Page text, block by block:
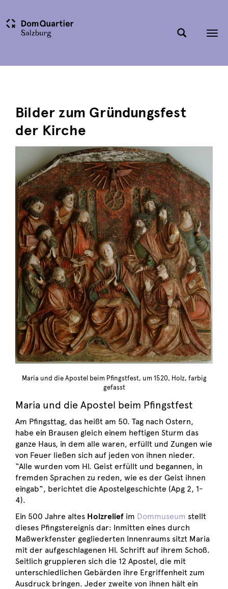
Bilder zum Gründungsfest
der Kirche
Maria und die Apostel beim Pfingstfest, um 1520, Holz, farbig
gefasst
Maria und die Apostel beim Pfingstfest
Am Pfingsttag, das heißt am 50. Tag nach Ostern,
habe ein Brausen gleich einem heftigen Sturm das
ganze Haus, in dem alle waren, erfüllt und Zungen wie
von Feuer ließen sich auf jeden von ihnen nieder.
“Alle wurden vom Hl. Geist erfüllt und begannen, in
fremden Sprachen zu reden, wie es der Geist ihnen
eingab“, berichtet die Apostelgeschichte (Apg 2, 1-
4).
Ein 500 Jahre altes Holzrelief im Dommuseum stellt
dieses Pfingstereignis dar: Inmitten eines durch
Maßwerkfenster gegliederten Innenraums sitzt Maria
mit der aufgeschlagenen Hl. Schrift auf ihrem Schoß.
Seitlich gruppieren sich die 12 Apostel, die mit
unterschiedlichen Gebärden ihre Ergriffenheit zum
Ausdruck bringen. Jeder zweite von ihnen hält ein